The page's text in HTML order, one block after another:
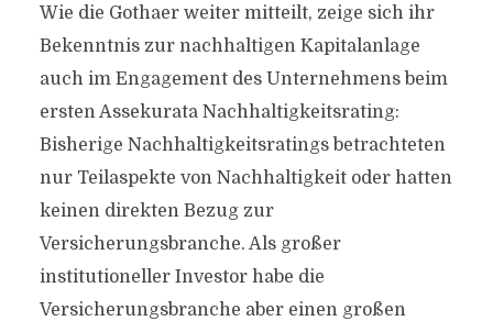
Wie die Gothaer weiter mitteilt, zeige sich ihr
Bekenntnis zur nachhaltigen Kapitalanlage
auch im Engagement des Unternehmens beim
ersten Assekurata Nachhaltigkeitsrating:
Bisherige Nachhaltigkeitsratings betrachteten
nur Teilaspekte von Nachhaltigkeit oder hatten
keinen direkten Bezug zur
Versicherungsbranche. Als großer
institutioneller Investor habe die
Versicherungsbranche aber einen großen